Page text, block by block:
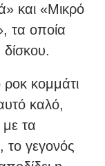
και «Μικρό
τα οποία
κομμάτι
καλό,
τα
το γεγονός